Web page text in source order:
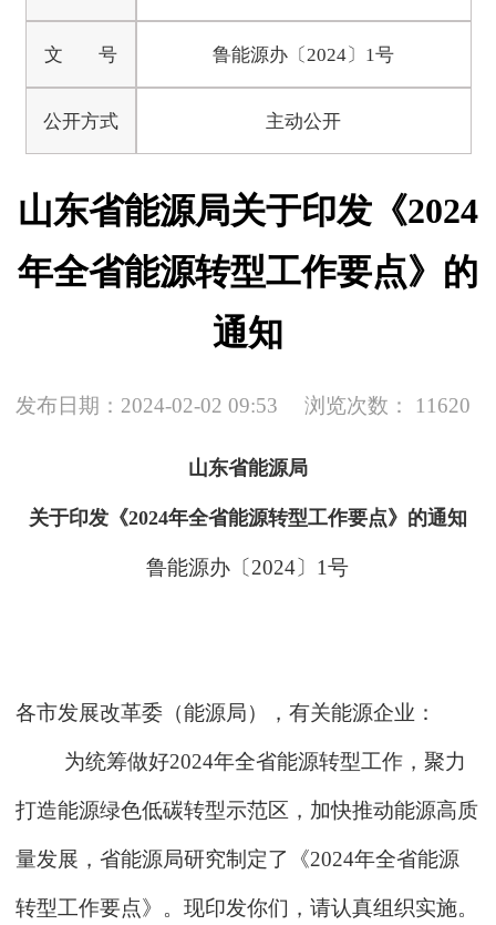
文 号 鲁能源办〔2024〕1号
公开方式 主动公开
山东省能源局关于印发《2024
年全省能源转型工作要点》的
通知
发布日期：2024-02-02 09:53 浏览次数： 11620
山东省能源局
关于印发《2024年全省能源转型工作要点》 的通知
鲁能源办〔2024〕1号
各市发展改革委（能源局），有关能源企业：
为统筹做好2024年全省能源转型工作，聚力
打造能源绿色低碳转型示范区，加快推动能源高质
量发展，省能源局研究制定了《2024年全省能源
转型工作要点》。现印发你们，请认真组织实施。